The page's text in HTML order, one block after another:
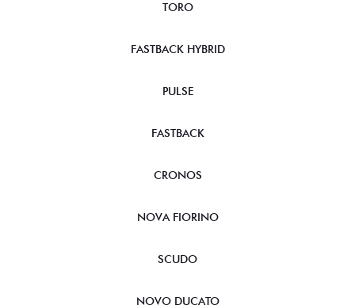
TORO
FASTBACK HYBRID
PULSE
FASTBACK
CRONOS
NOVA FIORINO
SCUDO
NOVO DUCATO